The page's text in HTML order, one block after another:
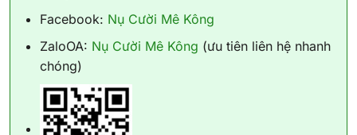
Facebook: Nụ Cười Mê Kông
ZaloOA: Nụ Cười Mê Kông (ưu tiên liên hệ nhanh
chóng)